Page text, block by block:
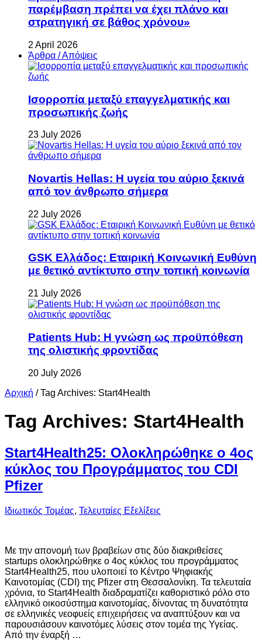
παρέμβαση πρέπει να έχει πλάνο και
στρατηγική σε βάθος χρόνου»
2 April 2026
Άρθρα / Απόψεις
Ισορροπία μεταξύ επαγγελματικής και
προσωπικής ζωής
23 July 2026
Novartis Hellas: Η υγεία του αύριο ξεκινά
από τον άνθρωπο σήμερα
22 July 2026
GSK Ελλάδος: Εταιρική Κοινωνική Ευθύνη
με θετικό αντίκτυπο στην τοπική κοινωνία
21 July 2026
Patients Hub: Η γνώση ως προϋπόθεση
της ολιστικής φροντίδας
20 July 2026
Αρχική / Tag Archives: Start4Health
Tag Archives: Start4Health
Start4Health25: Ολοκληρώθηκε ο 4ος
κύκλος του Προγράμματος του CDI
Pfizer
Ιδιωτικός Τομέας, Τελευταίες Εξελίξεις
Με την απονομή των βραβείων στις δύο διακριθείσες
startups ολοκληρώθηκε ο 4ος κύκλος του προγράμματος
Start4Health25, που υλοποιεί το Κέντρο Ψηφιακής
Καινοτομίας (CDI) της Pfizer στη Θεσσαλονίκη. Τα τελευταία
χρόνια, το Start4Health διαδραματίζει καθοριστικό ρόλο στο
ελληνικό οικοσύστημα καινοτομίας, δίνοντας τη δυνατότητα
σε ελληνικές νεοφυείς επιχειρήσεις να αναπτύξουν και να
παρουσιάσουν καινοτόμες λύσεις στον τομέα της Υγείας.
Από την έναρξή …